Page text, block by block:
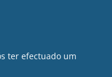
ter efectuado um